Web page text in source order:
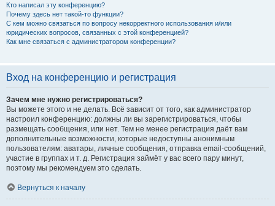
Кто написал эту конференцию?
Почему здесь нет такой-то функции?
С кем можно связаться по вопросу некорректного использования и/или
юридических вопросов, связанных с этой конференцией?
Как мне связаться с администратором конференции?
Вход на конференцию и регистрация
Зачем мне нужно регистрироваться?
Вы можете этого и не делать. Всё зависит от того, как администратор
настроил конференцию: должны ли вы зарегистрироваться, чтобы
размещать сообщения, или нет. Тем не менее регистрация даёт вам
дополнительные возможности, которые недоступны анонимным
пользователям: аватары, личные сообщения, отправка email-сообщений,
участие в группах и т. д. Регистрация займёт у вас всего пару минут,
поэтому мы рекомендуем это сделать.
Вернуться к началу